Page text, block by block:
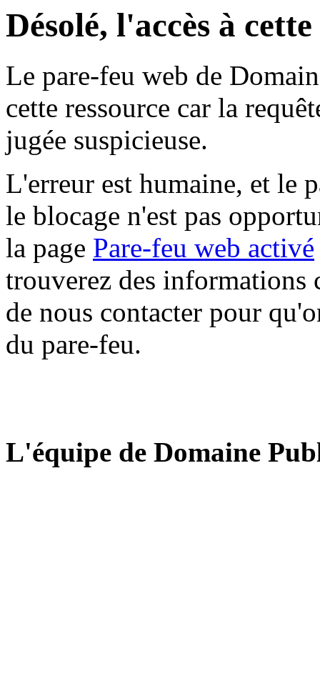
Désolé, l'accès à
Le pare-feu web de
cette ressource car la
jugée suspicieuse.
L'erreur est humaine, et le
le blocage n'est pas
la page Pare-feu web activé
trouverez des informations
de nous contacter pour
du pare-feu.
L'équipe de Domaine